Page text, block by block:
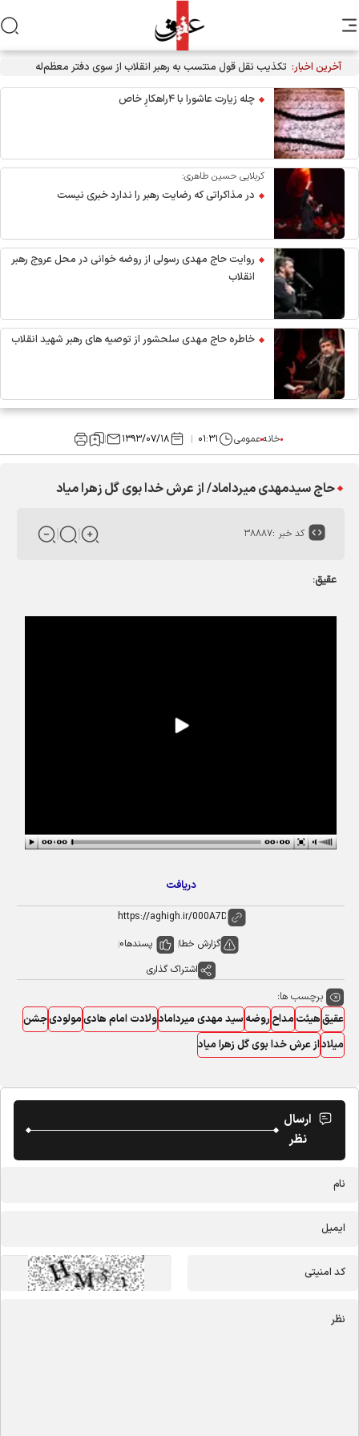
آخرین اخبار: تکذیب نقل قول منتسب به رهبر انقلاب از سوی دفتر معظم‌له
چله زیارت عاشورا با ۴راهکارِ خاص
کربلایی حسین طاهری:
در مذاکراتی که رضایت رهبر را ندارد خبری نیست
روایت حاج مهدی رسولی از روضه خوانی در محل عروج رهبر
انقلاب
خاطره حاج مهدی سلحشور از توصیه های رهبر شهید انقلاب
خانهعمومی ۰۱:۳۱ ۱۳۹۳/۰۷/۱۸
حاج سیدمهدی میرداماد/ از عرش خدا بوی گل زهرا میاد
کد خبر :۳۸۸۸۷
عقیق:
دریافت
گزارش خطا پسندها0
اشتراک گذاری
برچسب ها:
عقیقهیئتمداحروضهسید مهدی میردامادولادت امام هادیمولودیجشن
میلاداز عرش خدا بوی گل زهرا میاد
ارسال
نظر